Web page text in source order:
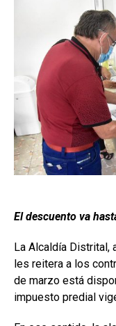
El descuento va
La Alcaldía Distrital,
les reitera a los
de marzo está
impuesto predial